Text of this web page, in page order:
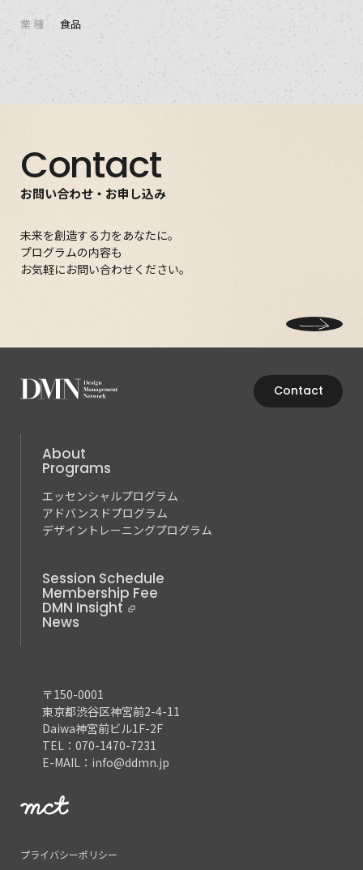
業 種 食品
Contact
お問い合わせ・お申し込み
未来を創造する力をあなたに。
プログラムの内容も
お気軽にお問い合わせください。
Contact
About
Programs
エッセンシャルプログラム
アドバンスドプログラム
デザイントレーニングプログラム
Session Schedule
Membership Fee
DMN Insight
News
〒150-0001
東京都渋谷区神宮前2-4-11
Daiwa神宮前ビル1F-2F
TEL：070-1470-7231
E-MAIL：info@ddmn.jp
プライバシーポリシー